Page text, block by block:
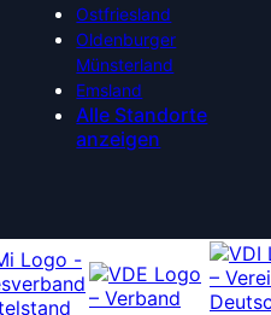
Ostfriesland
Oldenburger
Münsterland
Emsland
Alle Standorte
anzeigen